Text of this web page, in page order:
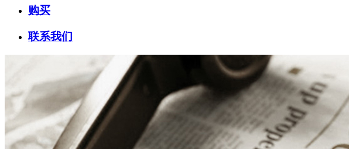
购买
联系我们